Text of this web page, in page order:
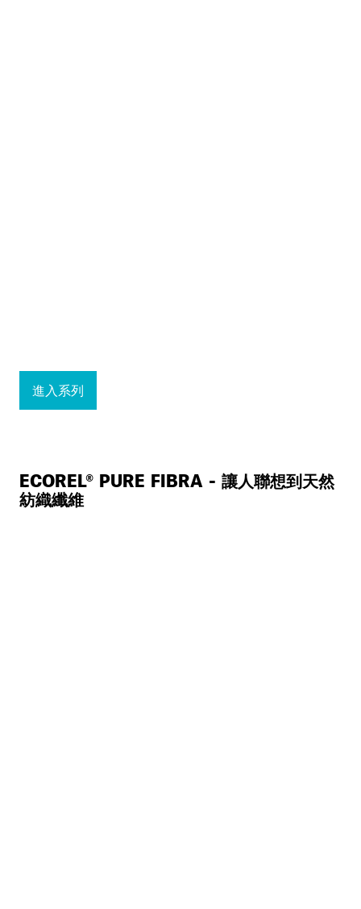
進入系列
ECOREL® PURE FIBRA - 讓人聯想到天然
紡織纖維